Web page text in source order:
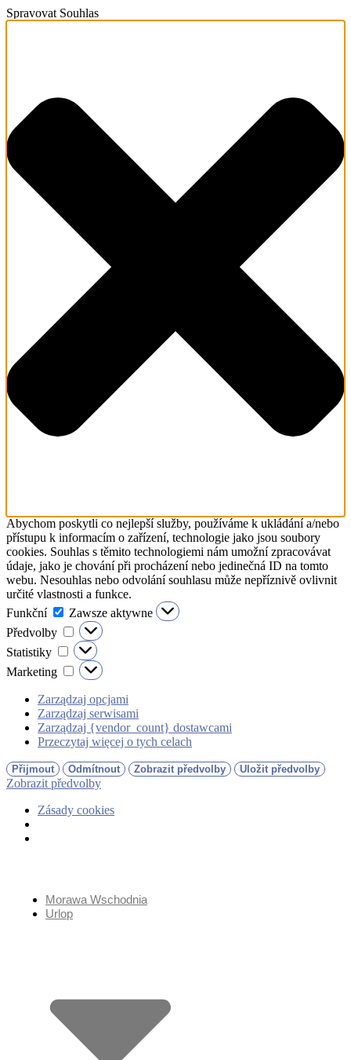
Spravovat Souhlas
Abychom poskytli co nejlepší služby, používáme k ukládání a/nebo
přístupu k informacím o zařízení, technologie jako jsou soubory
cookies. Souhlas s těmito technologiemi nám umožní zpracovávat
údaje, jako je chování při procházení nebo jedinečná ID na tomto
webu. Nesouhlas nebo odvolání souhlasu může nepříznivě ovlivnit
určité vlastnosti a funkce.
Funkční
Funkční
Zawsze aktywne
Předvolby
Předvolby
Statistiky
Statistiky
Marketing
Marketing
Zarządzaj opcjami
Zarządzaj serwisami
Zarządzaj {vendor_count} dostawcami
Przeczytaj więcej o tych celach
Přijmout Odmítnout Zobrazit předvolby Uložit předvolby
Zobrazit předvolby
Zásady cookies
Morawa Wschodnia
Urlop